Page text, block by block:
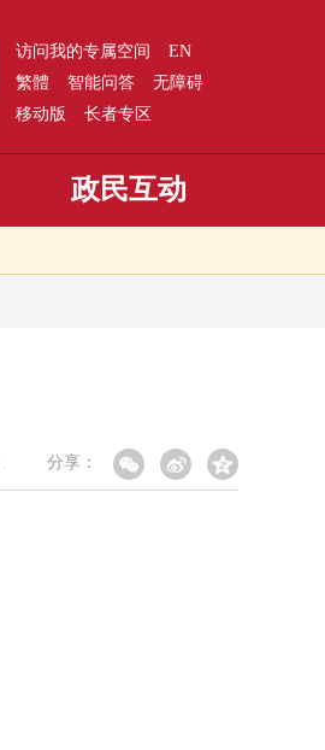
访问我的专属空间
EN
繁體
智能问答
无障碍
移动版
长者专区
政民互动
分享：